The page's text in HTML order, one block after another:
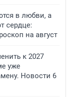
в любви, а
сердце:
на август
к 2027
уже
Новости 6